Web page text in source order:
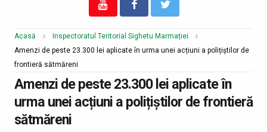
Acasă
Inspectoratul Teritorial Sighetu Marmației
Amenzi de peste 23.300 lei aplicate în urma unei acțiuni a polițiștilor de
frontieră sătmăreni
Amenzi de peste 23.300 lei aplicate în
urma unei acțiuni a polițiștilor de frontieră
sătmăreni